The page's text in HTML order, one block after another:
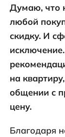
Думаю, что
любой
скидку. И
на
общении с
цену.
Благодаря